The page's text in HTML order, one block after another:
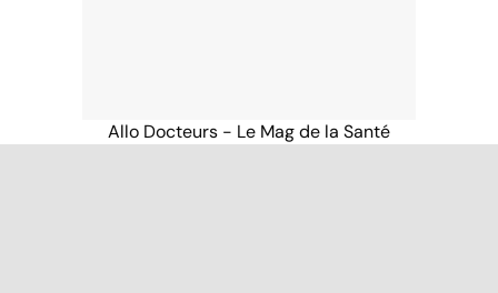
Allo Docteurs - Le Mag de la Santé